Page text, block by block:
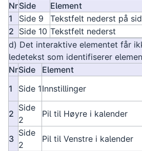
NrSide Element
1
Side 9 Tekstfelt nederst på
2 Side 10 Tekstfelt nederst
d) Det interaktive elementet får
ledetekst som identifiserer
NrSide Element
1
Side 1Innstillinger
2
Side
2
Pil til Høyre i kalender
3
Side
2
Pil til Venstre i kalender